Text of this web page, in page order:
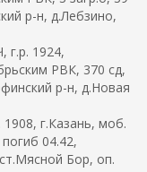
р-н, д.Лебзино,
1924,
РВК, 370 сд,
р-н, д.Новая
г.Казань, моб.
04.42,
Бор, оп.